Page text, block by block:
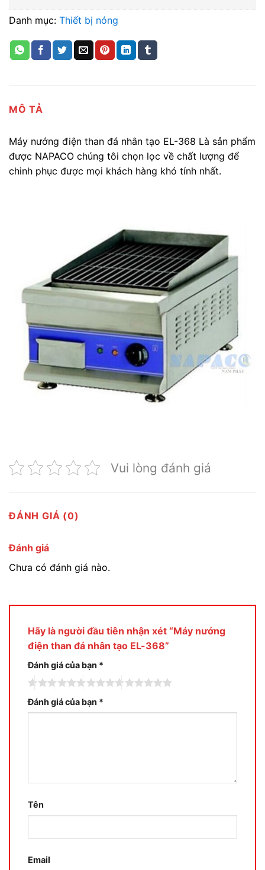
Danh mục: Thiết bị nóng
MÔ TẢ
Máy nướng điện than đá nhân tạo EL-368 Là sản phẩm
được NAPACO chúng tôi chọn lọc về chất lượng để
chinh phục được mọi khách hàng khó tính nhất.
Vui lòng đánh giá
ĐÁNH GIÁ (0)
Đánh giá
Chưa có đánh giá nào.
Hãy là người đầu tiên nhận xét “Máy nướng
điện than đá nhân tạo EL-368”
Đánh giá của bạn *
Đánh giá của bạn *
Tên
Email